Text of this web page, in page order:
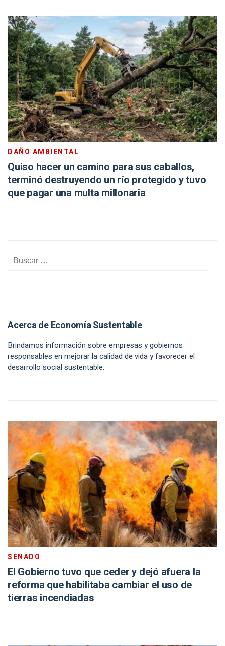
DAÑO AMBIENTAL
Quiso hacer un camino para sus caballos,
terminó destruyendo un río protegido y tuvo
que pagar una multa millonaria
Acerca de Economía Sustentable
Brindamos información sobre empresas y gobiernos
responsables en mejorar la calidad de vida y favorecer el
desarrollo social sustentable.
SENADO
El Gobierno tuvo que ceder y dejó afuera la
reforma que habilitaba cambiar el uso de
tierras incendiadas